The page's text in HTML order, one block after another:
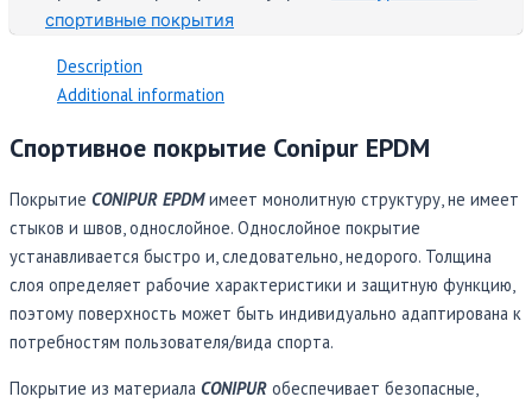
спортивные покрытия
Description
Additional information
Спортивное покрытие Conipur EPDM
Покрытие CONIPUR EPDMимеет монолитную структуру, не имеет
стыков и швов, однослойное. Однослойное покрытие
устанавливается быстро и, следовательно, недорого. Толщина
слоя определяет рабочие характеристики и защитную функцию,
поэтому поверхность может быть индивидуально адаптирована к
потребностям пользователя/вида спорта.
Покрытие из материала CONIPUR обеспечивает безопасные,